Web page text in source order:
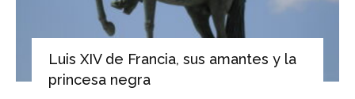
Luis XIV de Francia, sus amantes y la
princesa negra